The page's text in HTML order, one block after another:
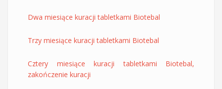
Dwa miesiące kuracji tabletkami Biotebal
Trzy miesiące kuracji tabletkami Biotebal
Cztery miesiące kuracji tabletkami Biotebal,
zakończenie kuracji